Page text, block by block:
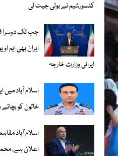
کنسورشیم نے بولی جیت لی
جب تک دوسرا
ایران بھی ایم
ایرانی وزارت خارجہ
اسلام آباد
خاتون کو
اسلام آباد
اعلان ہے،